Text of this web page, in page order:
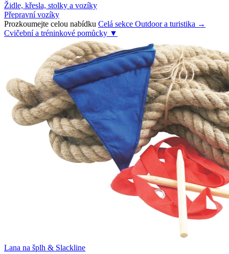
Židle, křesla, stolky a vozíky
Přepravní vozíky
Prozkoumejte celou nabídku Celá sekce Outdoor a turistika →
Cvičební a tréninkové pomůcky ▼
Lana na šplh & Slackline